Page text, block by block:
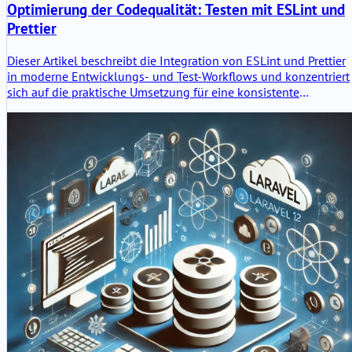
Optimierung der Codequalität: Testen mit ESLint und
Prettier
Dieser Artikel beschreibt die Integration von ESLint und Prettier
in moderne Entwicklungs- und Test-Workflows und konzentriert
sich auf die praktische Umsetzung für eine konsistente